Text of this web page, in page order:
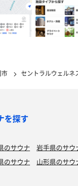
市 セントラルウェルネ
を探す
のサウナ
岩手県のサウ
のサウナ
山形県のサウ